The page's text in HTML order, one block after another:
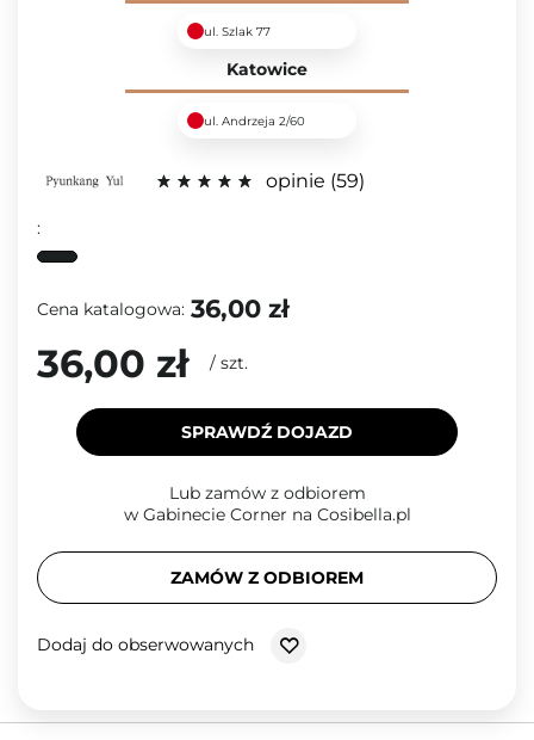
ul. Szlak 77
Katowice
ul. Andrzeja 2/60
opinie 59
:
Cena katalogowa: 36,00 zł
36,00 zł / szt.
SPRAWDŹ DOJAZD
Lub zamów z odbiorem
w Gabinecie Corner na Cosibella.pl
ZAMÓW Z ODBIOREM
Dodaj do obserwowanych